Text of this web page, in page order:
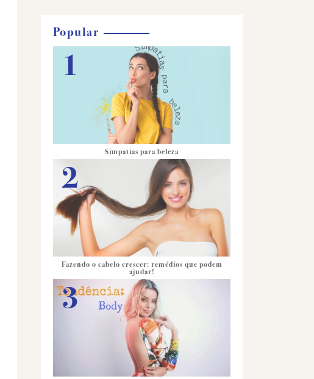
Popular
Simpatias para beleza
Fazendo o cabelo crescer: remédios que podem
ajudar!